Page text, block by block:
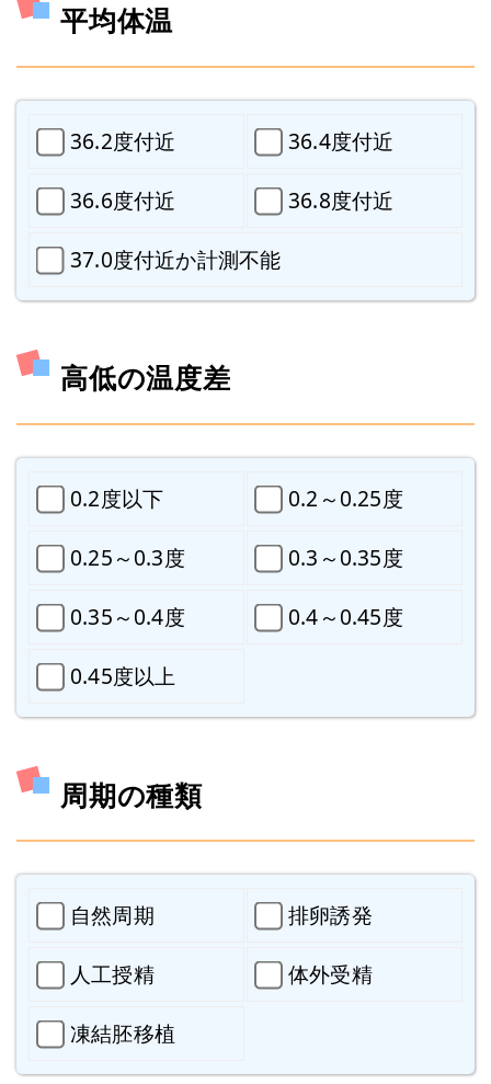
平均体温
36.2度付近
36.4度付近
36.6度付近
36.8度付近
37.0度付近か計測不能
高低の温度差
0.2度以下
0.2～0.25度
0.25～0.3度
0.3～0.35度
0.35～0.4度
0.4～0.45度
0.45度以上
周期の種類
自然周期
排卵誘発
人工授精
体外受精
凍結胚移植